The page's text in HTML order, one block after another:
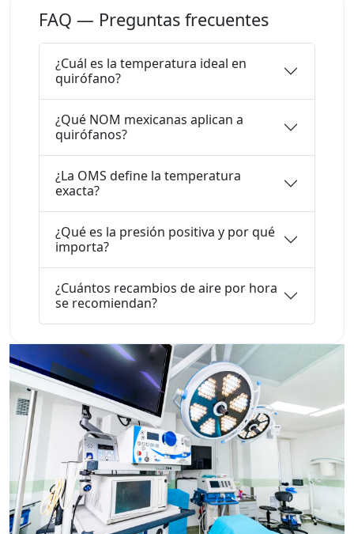
FAQ — Preguntas frecuentes
¿Cuál es la temperatura ideal en
quirófano?
¿Qué NOM mexicanas aplican a
quirófanos?
¿La OMS define la temperatura
exacta?
¿Qué es la presión positiva y por qué
importa?
¿Cuántos recambios de aire por hora
se recomiendan?